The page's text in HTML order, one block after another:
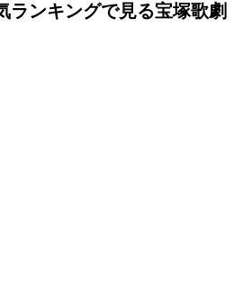
ンキングで見る宝塚歌劇